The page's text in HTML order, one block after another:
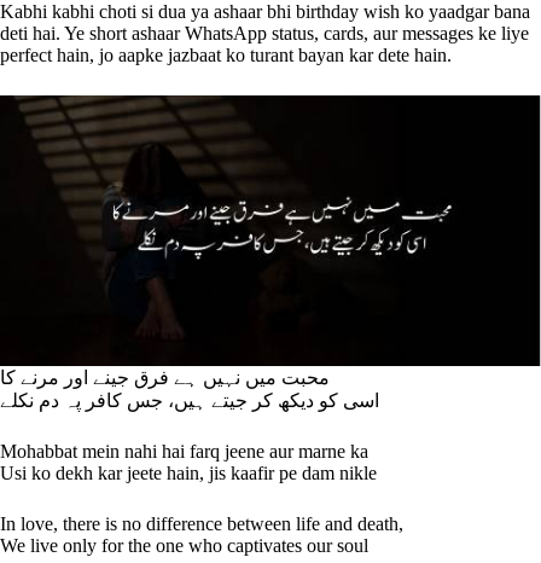
Kabhi kabhi choti si dua ya ashaar bhi birthday wish ko yaadgar bana
deti hai. Ye short ashaar WhatsApp status, cards, aur messages ke liye
perfect hain, jo aapke jazbaat ko turant bayan kar dete hain.
محبت میں نہیں ہے فرق جینے اور مرنے کا
Mohabbat mein nahi hai farq jeene aur marne ka
Usi ko dekh kar jeete hain, jis kaafir pe dam nikle
In love, there is no difference between life and death,
We live only for the one who captivates our soul